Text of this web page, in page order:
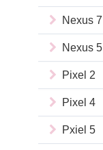
Nexus 7
Nexus 5
Pixel 2
Pixel 4
Pxiel 5